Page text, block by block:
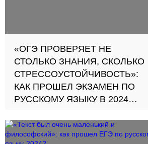
«ОГЭ ПРОВЕРЯЕТ НЕ
СТОЛЬКО ЗНАНИЯ, СКОЛЬКО
СТРЕССОУСТОЙЧИВОСТЬ»:
КАК ПРОШЕЛ ЭКЗАМЕН ПО
РУССКОМУ ЯЗЫКУ В 2024
Девятиклассники
рассказывают, что им попалось